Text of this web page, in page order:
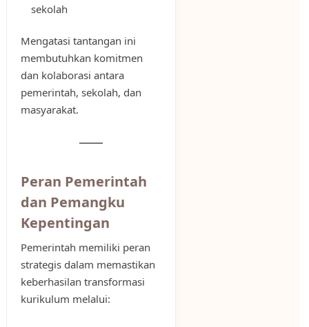
sekolah
Mengatasi tantangan ini
membutuhkan komitmen
dan kolaborasi antara
pemerintah, sekolah, dan
masyarakat.
Peran Pemerintah
dan Pemangku
Kepentingan
Pemerintah memiliki peran
strategis dalam memastikan
keberhasilan transformasi
kurikulum melalui: